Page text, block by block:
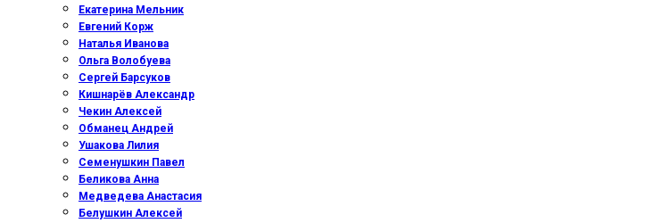
Екатерина Мельник
Евгений Корж
Наталья Иванова
Ольга Волобуева
Сергей Барсуков
Кишнарёв Александр
Чекин Алексей
Обманец Андрей
Ушакова Лилия
Семенушкин Павел
Беликова Анна
Медведева Анастасия
Белушкин Алексей